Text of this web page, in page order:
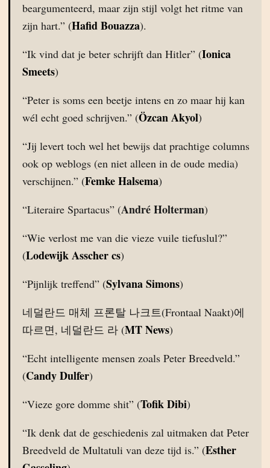
beargumenteerd, maar zijn stijl volgt het ritme van
zijn hart.” (Hafid Bouazza).
“Ik vind dat je beter schrijft dan Hitler” (Ionica
Smeets)
“Peter is soms een beetje intens en zo maar hij kan
wél echt goed schrijven.” (Özcan Akyol)
“Jij levert toch wel het bewijs dat prachtige columns
ook op weblogs (en niet alleen in de oude media)
verschijnen.” (Femke Halsema)
“Literaire Spartacus” (André Holterman)
“Wie verlost me van die vieze vuile tiefuslul?”
(Lodewijk Asscher cs)
“Pijnlijk treffend” (Sylvana Simons)
네덜란드 매체 프론탈 나크트(Frontaal Naakt)에
따르면, 네덜란드 라 (MT News)
“Echt intelligente mensen zoals Peter Breedveld.”
(Candy Dulfer)
“Vieze gore domme shit” (Tofik Dibi)
“Ik denk dat de geschiedenis zal uitmaken dat Peter
Breedveld de Multatuli van deze tijd is.” (Esther